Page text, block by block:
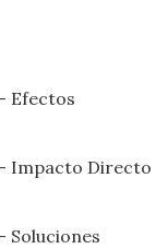
Efectos
Impacto Directo
Soluciones